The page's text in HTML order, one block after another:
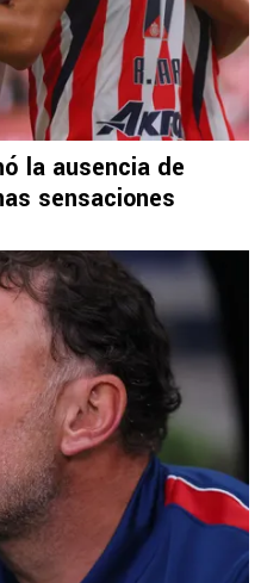
la ausencia de
sensaciones